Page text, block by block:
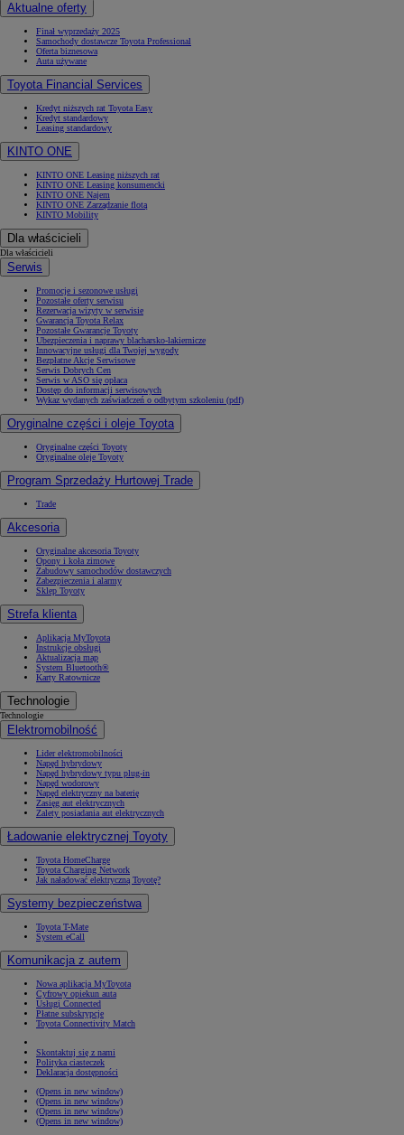
Aktualne oferty
Finał wyprzedaży 2025
Samochody dostawcze Toyota Professional
Oferta biznesowa
Auta używane
Toyota Financial Services
Kredyt niższych rat Toyota Easy
Kredyt standardowy
Leasing standardowy
KINTO ONE
KINTO ONE Leasing niższych rat
KINTO ONE Leasing konsumencki
KINTO ONE Najem
KINTO ONE Zarządzanie flotą
KINTO Mobility
Dla właścicieli
Dla właścicieli
Serwis
Promocje i sezonowe usługi
Pozostałe oferty serwisu
Rezerwacja wizyty w serwisie
Gwarancja Toyota Relax
Pozostałe Gwarancje Toyoty
Ubezpieczenia i naprawy blacharsko-lakiernicze
Innowacyjne usługi dla Twojej wygody
Bezpłatne Akcje Serwisowe
Serwis Dobrych Cen
Serwis w ASO się opłaca
Dostęp do informacji serwisowych
Wykaz wydanych zaświadczeń o odbytym szkoleniu (pdf)
Oryginalne części i oleje Toyota
Oryginalne części Toyoty
Oryginalne oleje Toyoty
Program Sprzedaży Hurtowej Trade
Trade
Akcesoria
Oryginalne akcesoria Toyoty
Opony i koła zimowe
Zabudowy samochodów dostawczych
Zabezpieczenia i alarmy
Sklep Toyoty
Strefa klienta
Aplikacja MyToyota
Instrukcje obsługi
Aktualizacja map
System Bluetooth®
Karty Ratownicze
Technologie
Technologie
Elektromobilność
Lider elektromobilności
Napęd hybrydowy
Napęd hybrydowy typu plug-in
Napęd wodorowy
Napęd elektryczny na baterię
Zasięg aut elektrycznych
Zalety posiadania aut elektrycznych
Ładowanie elektrycznej Toyoty
Toyota HomeCharge
Toyota Charging Network
Jak naładować elektryczną Toyotę?
Systemy bezpieczeństwa
Toyota T-Mate
System eCall
Komunikacja z autem
Nowa aplikacja MyToyota
Cyfrowy opiekun auta
Usługi Connected
Płatne subskrypcje
Toyota Connectivity Match
Skontaktuj się z nami
Polityka ciasteczek
Deklaracja dostępności
(Opens in new window)
(Opens in new window)
(Opens in new window)
(Opens in new window)